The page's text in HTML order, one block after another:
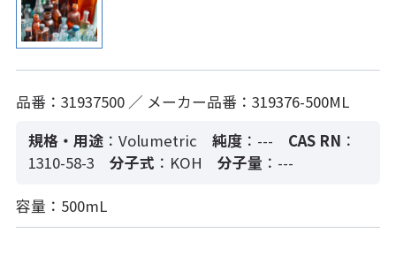
品番：31937500 ／ メーカー品番：319376-500ML
規格・用途 ：Volumetric 純度：--- CAS RN ：
1310-58-3
分子式 ：KOH 分子量 ：---
容量：500mL